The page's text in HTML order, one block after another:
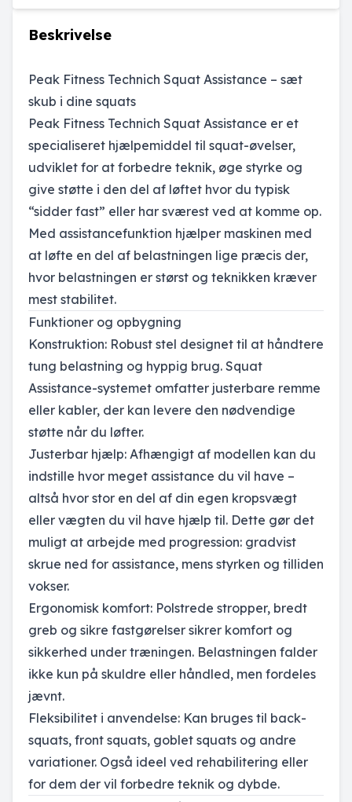
Beskrivelse
Peak Fitness Technich Squat Assistance – sæt
skub i dine squats
Peak Fitness Technich Squat Assistance er et
specialiseret hjælpemiddel til squat-øvelser,
udviklet for at forbedre teknik, øge styrke og
give støtte i den del af løftet hvor du typisk
“sidder fast” eller har sværest ved at komme op.
Med assistancefunktion hjælper maskinen med
at løfte en del af belastningen lige præcis der,
hvor belastningen er størst og teknikken kræver
mest stabilitet.
Funktioner og opbygning
Konstruktion: Robust stel designet til at håndtere
tung belastning og hyppig brug. Squat
Assistance-systemet omfatter justerbare remme
eller kabler, der kan levere den nødvendige
støtte når du løfter.
Justerbar hjælp: Afhængigt af modellen kan du
indstille hvor meget assistance du vil have –
altså hvor stor en del af din egen kropsvægt
eller vægten du vil have hjælp til. Dette gør det
muligt at arbejde med progression: gradvist
skrue ned for assistance, mens styrken og tilliden
vokser.
Ergonomisk komfort: Polstrede stropper, bredt
greb og sikre fastgørelser sikrer komfort og
sikkerhed under træningen. Belastningen falder
ikke kun på skuldre eller håndled, men fordeles
jævnt.
Fleksibilitet i anvendelse: Kan bruges til back-
squats, front squats, goblet squats og andre
variationer. Også ideel ved rehabilitering eller
for dem der vil forbedre teknik og dybde.